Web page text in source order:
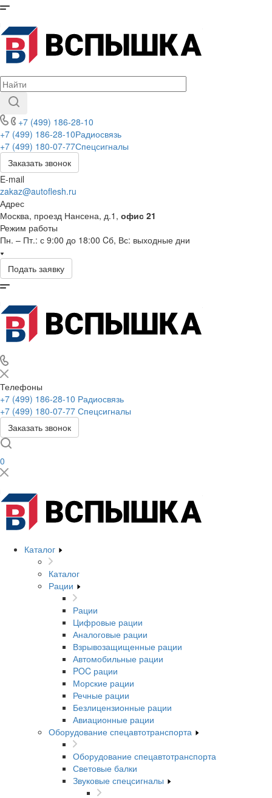
+7 (499) 186-28-10
+7 (499) 186-28-10Радиосвязь
+7 (499) 180-07-77Спецсигналы
Заказать звонок
E-mail
zakaz@autoflesh.ru
Адрес
Москва, проезд Нансена, д.1, офис 21
Режим работы
Пн. – Пт.: с 9:00 до 18:00 Cб, Вс: выходные дни
Подать заявку
Телефоны
+7 (499) 186-28-10 Радиосвязь
+7 (499) 180-07-77 Спецсигналы
Заказать звонок
0
Каталог
Каталог
Рации
Рации
Цифровые рации
Аналоговые рации
Взрывозащищенные рации
Автомобильные рации
POC рации
Морские рации
Речные рации
Безлицензионные рации
Авиационные рации
Оборудование спецавтотранспорта
Оборудование спецавтотранспорта
Световые балки
Звуковые спецсигналы